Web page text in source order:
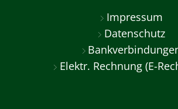
Impressum
Datenschutz
Elektr. Rechnung (E-